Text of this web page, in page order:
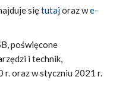
siętutajoraz we-
poświęcone
i technik,
r. oraz w styczniu 2021 r.